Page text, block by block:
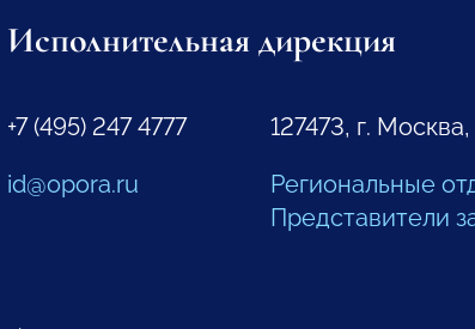
Исполнительная дирекция
+7 (495) 247 4777
id@opora.ru
127473, г.
Региональные
Представители